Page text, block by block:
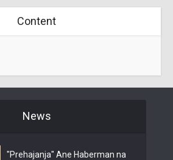
Content
News
"Prehajanja" Ane Haberman na